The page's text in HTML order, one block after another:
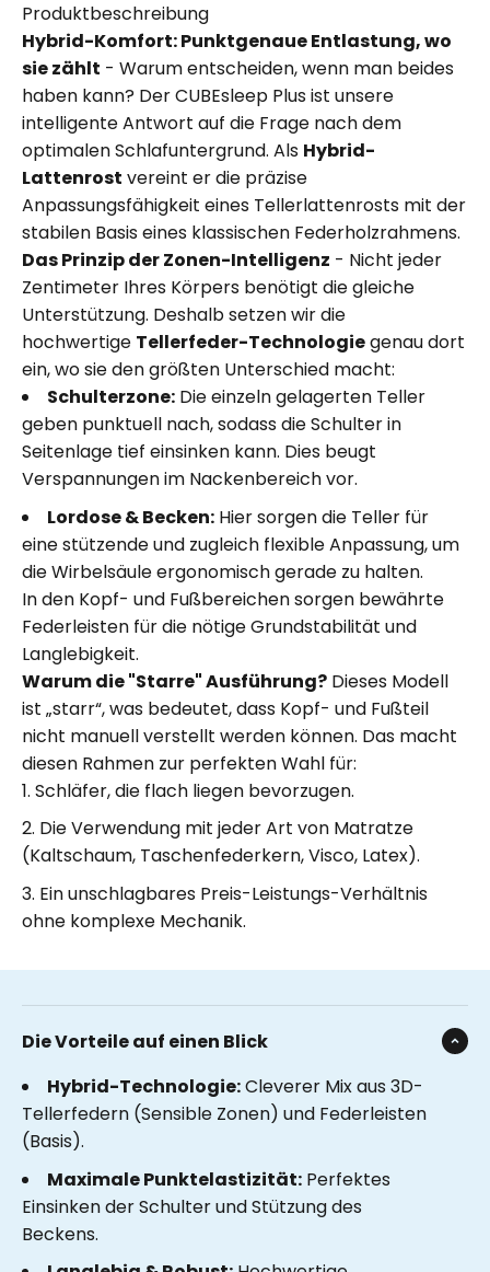
Produktbeschreibung
Hybrid-Komfort: Punktgenaue Entlastung, wo
sie zählt - Warum entscheiden, wenn man beides
haben kann? Der CUBEsleep Plus ist unsere
intelligente Antwort auf die Frage nach dem
optimalen Schlafuntergrund. Als Hybrid-
Lattenrost vereint er die präzise
Anpassungsfähigkeit eines Tellerlattenrosts mit der
stabilen Basis eines klassischen Federholzrahmens.
Das Prinzip der Zonen-Intelligenz - Nicht jeder
Zentimeter Ihres Körpers benötigt die gleiche
Unterstützung. Deshalb setzen wir die
hochwertige Tellerfeder-Technologiegenau dort
ein, wo sie den größten Unterschied macht:
Schulterzone: Die einzeln gelagerten Teller
geben punktuell nach, sodass die Schulter in
Seitenlage tief einsinken kann. Dies beugt
Verspannungen im Nackenbereich vor.
Lordose & Becken: Hier sorgen die Teller für
eine stützende und zugleich flexible Anpassung, um
die Wirbelsäule ergonomisch gerade zu halten.
In den Kopf- und Fußbereichen sorgen bewährte
Federleisten für die nötige Grundstabilität und
Langlebigkeit.
Warum die "Starre" Ausführung? Dieses Modell
ist „starr“, was bedeutet, dass Kopf- und Fußteil
nicht manuell verstellt werden können. Das macht
diesen Rahmen zur perfekten Wahl für:
Schläfer, die flach liegen bevorzugen.
Die Verwendung mit jeder Art von Matratze
(Kaltschaum, Taschenfederkern, Visco, Latex).
Ein unschlagbares Preis-Leistungs-Verhältnis
ohne komplexe Mechanik.
Die Vorteile auf einen Blick
Hybrid-Technologie:Cleverer Mix aus 3D-
Tellerfedern (Sensible Zonen) und Federleisten
(Basis).
Maximale Punktelastizität: Perfektes
Einsinken der Schulter und Stützung des
Beckens.